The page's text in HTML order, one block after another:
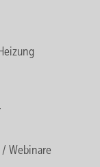
Webinare